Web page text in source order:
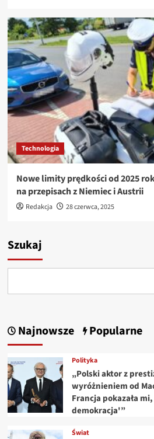
Technologia
Nowe limity prędkości od 2025
na przepisach z Niemiec i Austrii
Redakcja 28 czerwca, 2025
Szukaj
Najnowsze Popularne
Polityka
„Polski aktor z
wyróżnieniem od
Francja pokazała
demokracja'”
Świat